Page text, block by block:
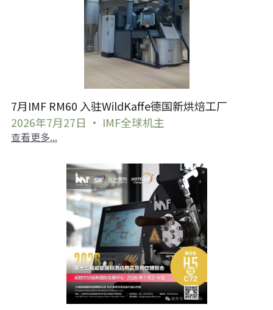
7月IMF RM60 入驻WildKaffe德国新烘焙工厂
2026年7月27日 · IMF全球机主
查看更多...